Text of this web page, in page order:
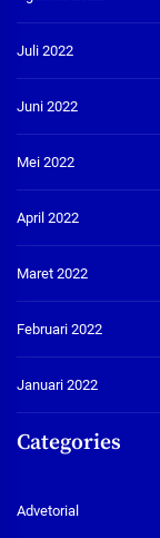
Juli 2022
Juni 2022
Mei 2022
April 2022
Maret 2022
Februari 2022
Januari 2022
Categories
Advetorial